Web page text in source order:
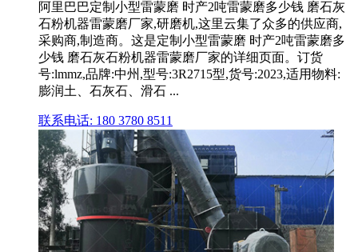
阿里巴巴定制小型雷蒙磨 时产2吨雷蒙磨多少钱 磨石灰
石粉机器雷蒙磨厂家,研磨机,这里云集了众多的供应商,
采购商,制造商。这是定制小型雷蒙磨 时产2吨雷蒙磨多
少钱 磨石灰石粉机器雷蒙磨厂家的详细页面。订货
号:lmmz,品牌:中州,型号:3R2715型,货号:2023,适用物料:
膨润土、石灰石、滑石 ...
联系电话: 180 3780 8511